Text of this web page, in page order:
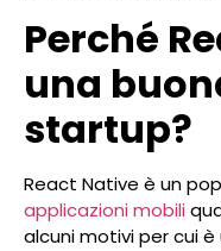
Perché
una
startup?
React Native è un
applicazioni mobili
alcuni motivi per cui